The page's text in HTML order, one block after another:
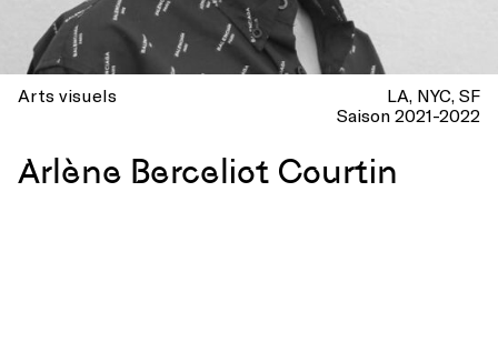
Arts visuels LA NYC SF
Saison 2021-2022
Arlène Berceliot Courtin